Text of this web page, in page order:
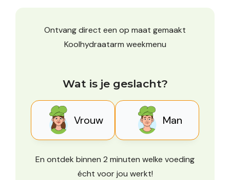
Ontvang direct een op maat gemaakt
Koolhydraatarm weekmenu
Wat is je geslacht?
Vrouw Man
En ontdek binnen 2 minuten welke voeding
écht voor jou werkt!